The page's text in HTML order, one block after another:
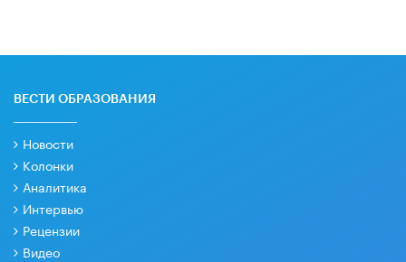
ВЕСТИ ОБРАЗОВАНИЯ
Новости
Колонки
Аналитика
Интервью
Рецензии
Видео